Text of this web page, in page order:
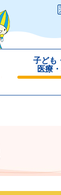
子ども
医療
じ